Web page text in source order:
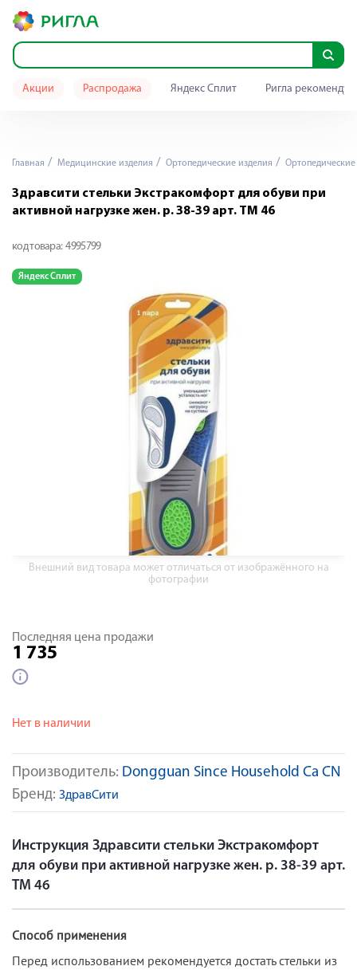
Акции Распродажа Яндекс Сплит Ригла
Главная Медицинские изделия Ортопедические изделия Ортопедические
Здравсити стельки Экстракомфорт для обуви при
активной нагрузке жен. р. 38-39 арт. ТМ 46
код товара: 4995799
Яндекс Сплит
Внешний вид товара может отличаться от изображённого на
фотографии
Производитель: Dongguan Since Household Ca CN
Бренд: ЗдравСити
Последняя цена продажи
1 735
Нет в наличии
Инструкция Здравсити стельки Экстракомфорт
для обуви при активной нагрузке жен. р. 38-39 арт.
ТМ 46
Способ применения
Перед использованием рекомендуется достать стельки из